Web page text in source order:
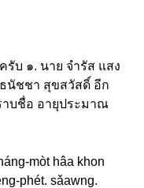
บ ๑. นาย จำรัส แสง
นัชชา สุขสวัสดิ์ อีก
าบชื่อ อายุประมาณ
mòt hâa khon
phét. sǎawng.